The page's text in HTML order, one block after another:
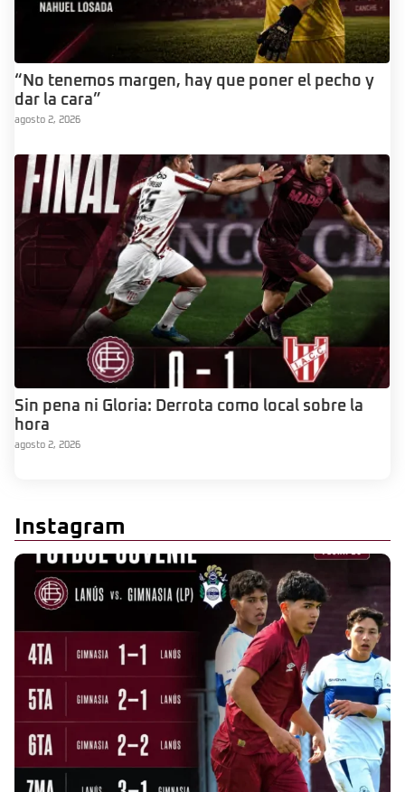
“No tenemos margen, hay que poner el pecho y
dar la cara”
agosto 2, 2026
Sin pena ni Gloria: Derrota como local sobre la
hora
agosto 2, 2026
Instagram